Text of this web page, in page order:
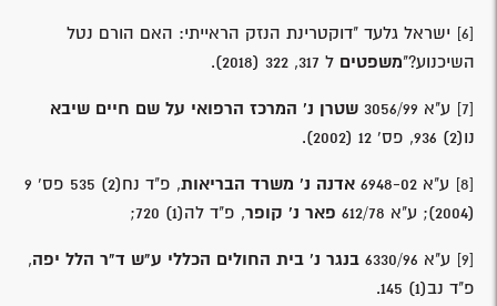
[6]
ישראל גלעד "דוקטרינת הנזק הראייתי: האם הורם נטל
השיכנוע?"משפטים ל 317, 322 (2018).
[7] ע"א 3056/99
שטרן נ' המרכז הרפואי על שם חיים שיבא
נו(2) 936, פס' 12 (2002).
[8] ע"א 6948-02 אדנה נ' משרד הבריאות
, פ"ד נח(2) 535 פס' 9
(2004); ע"א 612/78
פאר נ' קופר, פ"ד לה(1) 720;
[9] ע"א 6330/96 בנגר נ' בית החולים הכללי ע"ש ד"ר הלל יפה,
פ"ד נב(1) 145.